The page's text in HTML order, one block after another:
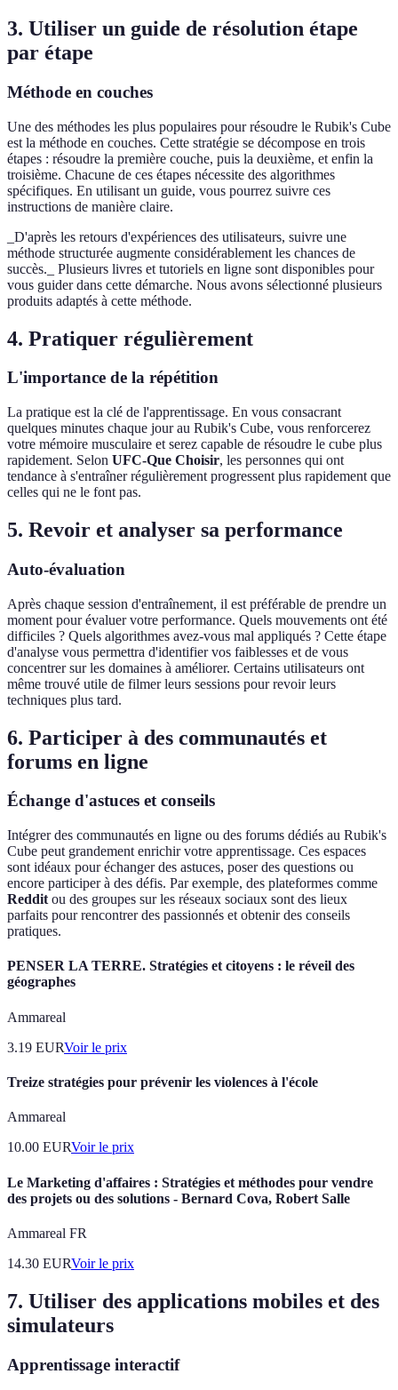
3. Utiliser un guide de résolution étape
par étape
Méthode en couches
Une des méthodes les plus populaires pour résoudre le Rubik's Cube
est la méthode en couches. Cette stratégie se décompose en trois
étapes : résoudre la première couche, puis la deuxième, et enfin la
troisième. Chacune de ces étapes nécessite des algorithmes
spécifiques. En utilisant un guide, vous pourrez suivre ces
instructions de manière claire.
_D'après les retours d'expériences des utilisateurs, suivre une
méthode structurée augmente considérablement les chances de
succès._ Plusieurs livres et tutoriels en ligne sont disponibles pour
vous guider dans cette démarche. Nous avons sélectionné plusieurs
produits adaptés à cette méthode.
4. Pratiquer régulièrement
L'importance de la répétition
La pratique est la clé de l'apprentissage. En vous consacrant
quelques minutes chaque jour au Rubik's Cube, vous renforcerez
votre mémoire musculaire et serez capable de résoudre le cube plus
rapidement. Selon UFC-Que Choisir, les personnes qui ont
tendance à s'entraîner régulièrement progressent plus rapidement que
celles qui ne le font pas.
5. Revoir et analyser sa performance
Auto-évaluation
Après chaque session d'entraînement, il est préférable de prendre un
moment pour évaluer votre performance. Quels mouvements ont été
difficiles ? Quels algorithmes avez-vous mal appliqués ? Cette étape
d'analyse vous permettra d'identifier vos faiblesses et de vous
concentrer sur les domaines à améliorer. Certains utilisateurs ont
même trouvé utile de filmer leurs sessions pour revoir leurs
techniques plus tard.
6. Participer à des communautés et
forums en ligne
Échange d'astuces et conseils
Intégrer des communautés en ligne ou des forums dédiés au Rubik's
Cube peut grandement enrichir votre apprentissage. Ces espaces
sont idéaux pour échanger des astuces, poser des questions ou
encore participer à des défis. Par exemple, des plateformes comme
Reddit ou des groupes sur les réseaux sociaux sont des lieux
parfaits pour rencontrer des passionnés et obtenir des conseils
pratiques.
PENSER LA TERRE. Stratégies et citoyens : le réveil des
géographes
Ammareal
3.19 EURVoir le prix
Treize stratégies pour prévenir les violences à l'école
Ammareal
10.00 EURVoir le prix
Le Marketing d'affaires : Stratégies et méthodes pour vendre
des projets ou des solutions - Bernard Cova, Robert Salle
Ammareal FR
14.30 EURVoir le prix
7. Utiliser des applications mobiles et des
simulateurs
Apprentissage interactif